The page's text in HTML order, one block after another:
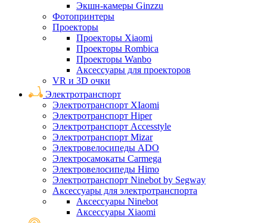
Экшн-камеры Ginzzu
Фотопринтеры
Проекторы
Проекторы Xiaomi
Проекторы Rombica
Проекторы Wanbo
Аксессуары для проекторов
VR и 3D очки
Электротранспорт
Электротранспорт XIaomi
Электротранспорт Hiper
Электротранспорт Accesstyle
Электротранспорт Mizar
Электровелосипеды ADO
Электросамокаты Carmega
Электровелосипеды Himo
Электротранспорт Ninebot by Segway
Аксессуары для электротранспорта
Аксессуары Ninebot
Аксессуары Xiaomi